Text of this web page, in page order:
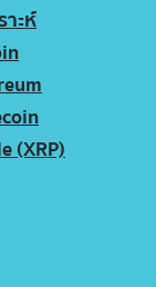
าะห์
(XRP)